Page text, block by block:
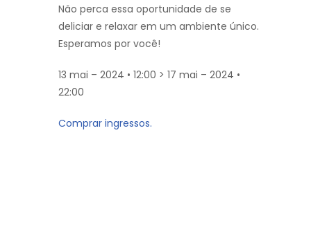
Não perca essa oportunidade de se
deliciar e relaxar em um ambiente único.
Esperamos por você!
13 mai – 2024 • 12:00 > 17 mai – 2024 •
22:00
Comprar ingressos.